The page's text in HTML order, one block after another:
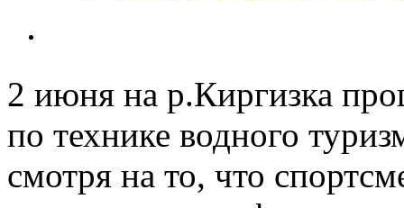
2 июня на р.Киргизка
по технике водного
смотря на то, что